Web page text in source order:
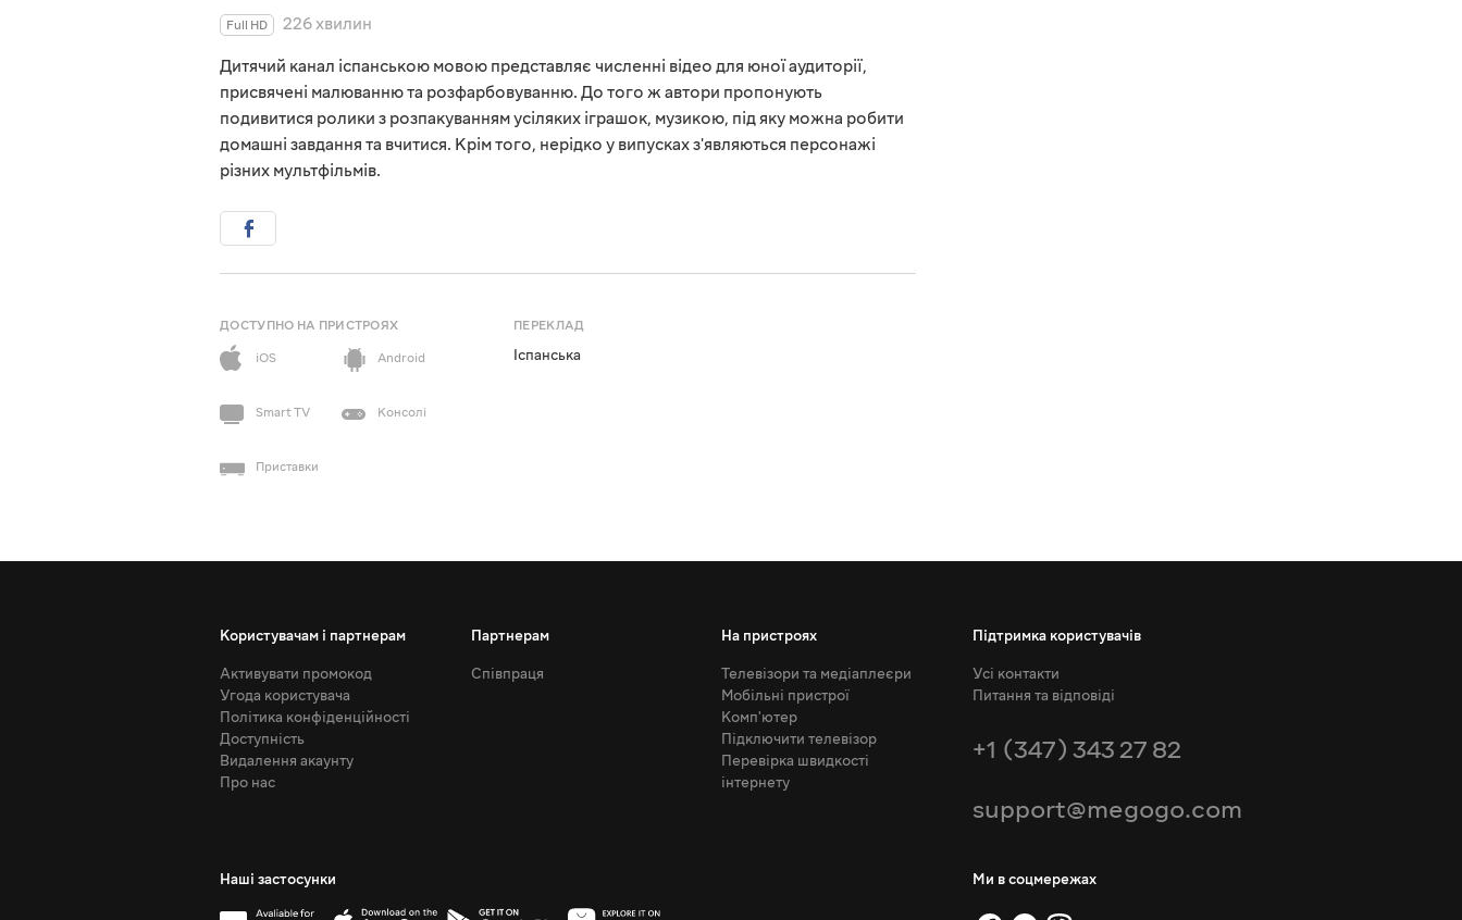
Full HD
226 хвилин
Дитячий канал іспанською мовою представляє численні відео для юної аудиторії,
присвячені малюванню та розфарбовуванню. До того ж автори пропонують
подивитися ролики з розпакуванням усіляких іграшок, музикою, під яку можна робити
домашні завдання та вчитися. Крім того, нерідко у випусках з'являються персонажі
різних мультфільмів.
ДОСТУПНО НА ПРИСТРОЯХ
iOS
Android
Smart TV Консолі
Приставки
ПЕРЕКЛАД
Іспанська
Користувачам і партнерам
Активувати промокод
Угода користувача
Політика конфіденційності
Доступність
Видалення акаунту
Про нас
Партнерам
Співпраця
На пристроях
Телевізори та медіаплеєри
Мобільні пристрої
Комп'ютер
Підключити телевізор
Перевірка швидкості
інтернету
Підтримка користувачів
Усі контакти
Питання та відповіді
+1 (347) 343 27 82
support@megogo.com
Наші застосунки Ми в соцмережах